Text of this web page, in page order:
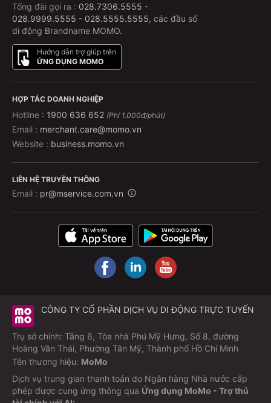
Tổng đài gọi ra : 028.7306.5555 -
028.9999.5555 - 028.5555.5555, các đầu số
di động Brandname MOMO.
Hướng dẫn trợ giúp trên
ỨNG DỤNG MOMO
HỢP TÁC DOANH NGHIỆP
Hotline : 1900 636 652 (Phí 1.000đ/phút)
Email : merchant.care@momo.vn
Website : business.momo.vn
LIÊN HỆ TRUYỀN THÔNG
Email : pr@mservice.com.vn
CÔNG TY CỔ PHẦN DỊCH VỤ DI ĐỘNG TRỰC TUYẾN
Trụ sở chính: Tầng 6, Tòa nhà Phú Mỹ Hưng, Số 8, đường
Hoàng Văn Thái, Phường Tân Mỹ, Thành phố Hồ Chí Minh
Tên thương hiệu: MoMo
Dịch vụ trung gian thanh toán do Ngân hàng Nhà nước cấp
phép được cung ứng thông qua Ứng dụng MoMo - Trợ thủ